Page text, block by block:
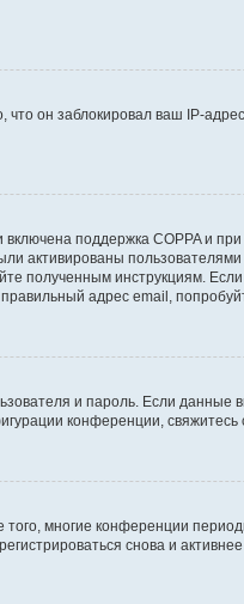
он заблокировал ваш IP-
поддержка COPPA и
активированы
полученным инструкциям.
адрес email,
и пароль. Если
конференции,
многие конференции
снова и активнее